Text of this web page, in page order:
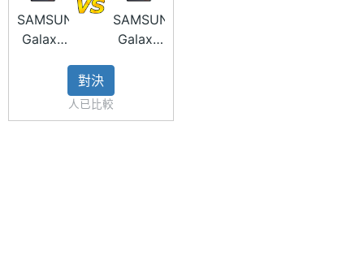
主螢幕
觸控
Yes
SAMSUNG
Galaxy
LTE
SAMSUNG
Galaxy
對決
人已比較